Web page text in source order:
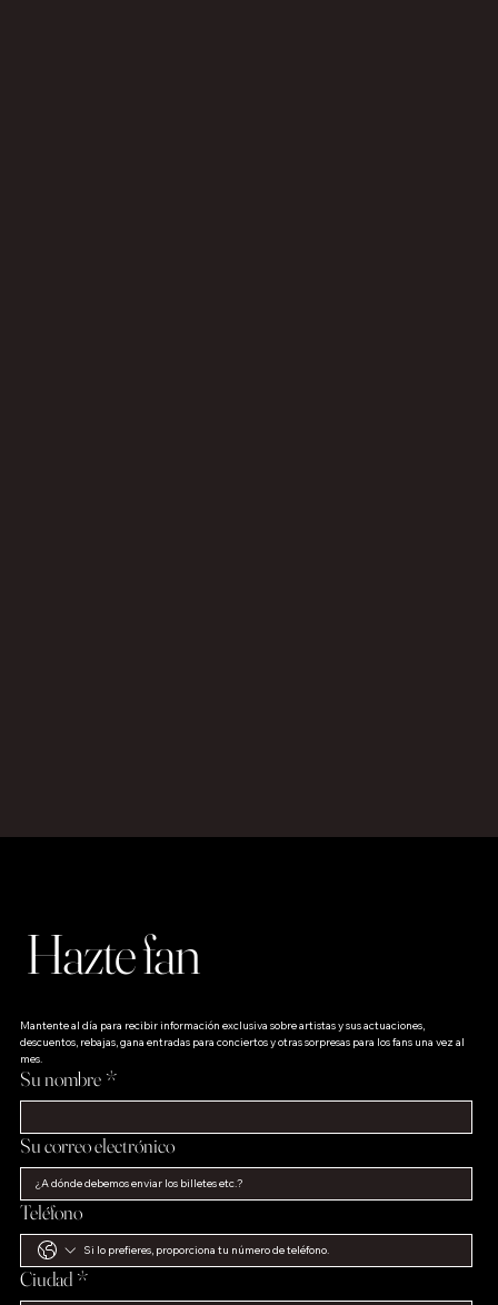
Hazte fan
Mantente al día para recibir información exclusiva sobre artistas y sus actuaciones,
descuentos, rebajas, gana entradas para conciertos y otras sorpresas para los fans una vez al
mes.
Su nombre *
Su correo electrónico
Teléfono
Ciudad *